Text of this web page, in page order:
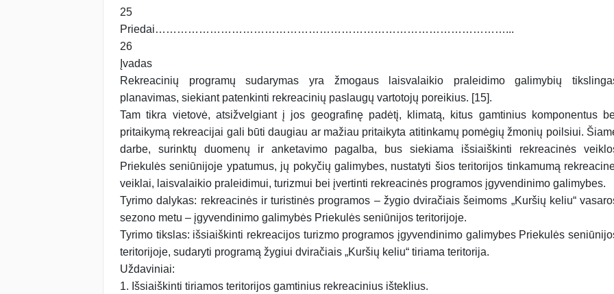
25
Priedai……………………………………………………………………………………...
26
Įvadas
Rekreacinių programų sudarymas yra žmogaus laisvalaikio praleidimo galimybių
planavimas, siekiant patenkinti rekreacinių paslaugų vartotojų poreikius. [15].
Tam tikra vietovė, atsižvelgiant į jos geografinę padėtį, klimatą, kitus gamtinius komponentus
pritaikymą rekreacijai gali būti daugiau ar mažiau pritaikyta atitinkamų pomėgių žmonių poilsiui.
darbe, surinktų duomenų ir anketavimo pagalba, bus siekiama išsiaiškinti rekreacinės
Priekulės seniūnijoje ypatumus, jų pokyčių galimybes, nustatyti šios teritorijos tinkamumą
veiklai, laisvalaikio praleidimui, turizmui bei įvertinti rekreacinės programos įgyvendinimo galimybes.
Tyrimo dalykas: rekreacinės ir turistinės programos – žygio dviračiais šeimoms „Kuršių keliu“
sezono metu – įgyvendinimo galimybės Priekulės seniūnijos teritorijoje.
Tyrimo tikslas: išsiaiškinti rekreacijos turizmo programos įgyvendinimo galimybes Priekulės
teritorijoje, sudaryti programą žygiui dviračiais „Kuršių keliu“ tiriama teritorija.
Uždaviniai:
1. Išsiaiškinti tiriamos teritorijos gamtinius rekreacinius išteklius.